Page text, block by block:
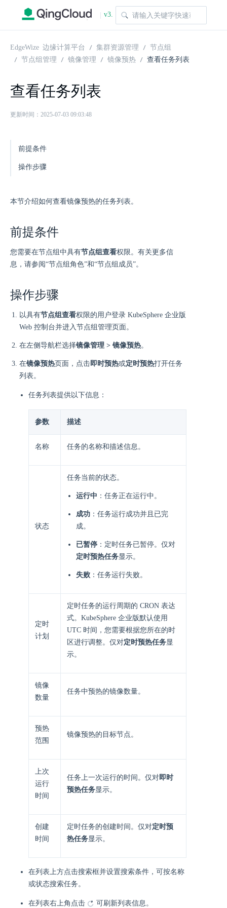
| v3.
1.0
EdgeWize 边缘计算平台 集群资源管理
节点组
节点组管理
镜像管理 镜像预热 查看任务列表
查看任务列表
更新时间：2025-07-03 09:03:48
前提条件
操作步骤
本节介绍如何查看镜像预热的任务列表。
前提条件
您需要在节点组中具有节点组查看权限。有关更多信
息，请参阅“节点组角色”和“节点组成员”。
操作步骤
以具有节点组查看权限的用户登录 KubeSphere 企业版
Web 控制台并进入节点组管理页面。
在左侧导航栏选择镜像管理 > 镜像预热。
在镜像预热页面，点击即时预热或定时预热打开任务
列表。
任务列表提供以下信息：
参数 描述
名称 任务的名称和描述信息。
状态
任务当前的状态。
运行中 ：任务正在运行中。
成功 ：任务运行成功并且已完
成。
已暂停 ：定时任务已暂停。仅对
定时预热任务显示。
失败 ：任务运行失败。
定时
计划
定时任务的运行周期的 CRON 表达
式。KubeSphere 企业版默认使用
UTC 时间，您需要根据您所在的时
区进行调整。仅对定时预热任务显
示。
镜像
数量
任务中预热的镜像数量。
预热
范围
镜像预热的目标节点。
上次
运行
时间
任务上一次运行的时间。仅对即时
预热任务显示。
创建
时间
定时任务的创建时间。仅对定时预
热任务显示。
在列表上方点击搜索框并设置搜索条件，可按名称
或状态搜索任务。
在列表右上角点击 可刷新列表信息。